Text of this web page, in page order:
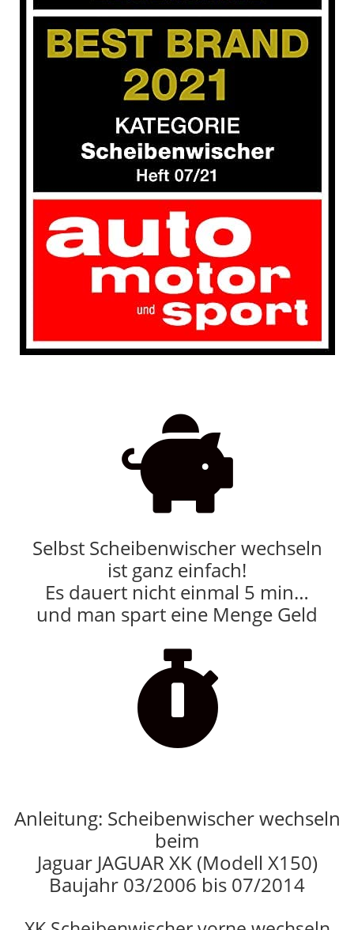

Selbst Scheibenwischer wechseln
ist ganz einfach!
Es dauert nicht einmal 5 min…
und man spart eine Menge Geld

Anleitung: Scheibenwischer wechseln
beim
Jaguar JAGUAR XK (Modell X150)
Baujahr 03/2006 bis 07/2014